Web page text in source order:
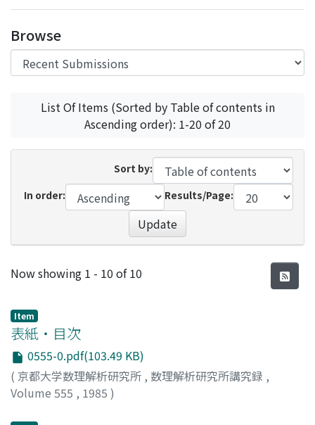
Browse
List Of Items (Sorted by Table of contents in
Ascending order): 1-20 of 20
Sort by:
In order:
Results/Page:
Update
Recent Submissions
Now showing 1 - 10 of 10
Item
表紙・目次
0555-0.pdf(103.49 KB)
( 京都大学数理解析研究所 , 数理解析研究所講究録 ,
Volume 555 , 1985 )